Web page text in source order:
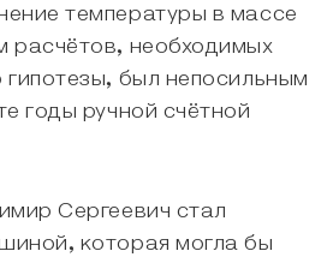
температуры в массе
расчётов, необходимых
гипотезы, был непосильным
годы ручной счётной
Сергеевич стал
которая могла бы